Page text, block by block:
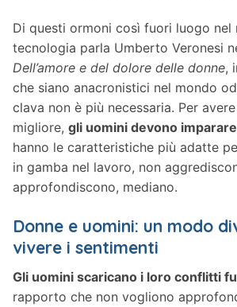
Di questi ormoni così fuori luogo nel
tecnologia parla Umberto Veronesi
Dell’amore e del dolore delle donne,
che siano anacronistici nel mondo
clava non è più necessaria. Per
migliore, gli uomini devono
hanno le caratteristiche più adatte
in gamba nel lavoro, non
approfondiscono, mediano.
Donne e uomini: un modo
vivere i sentimenti
Gli uomini scaricano i loro conflitti
rapporto che non vogliono